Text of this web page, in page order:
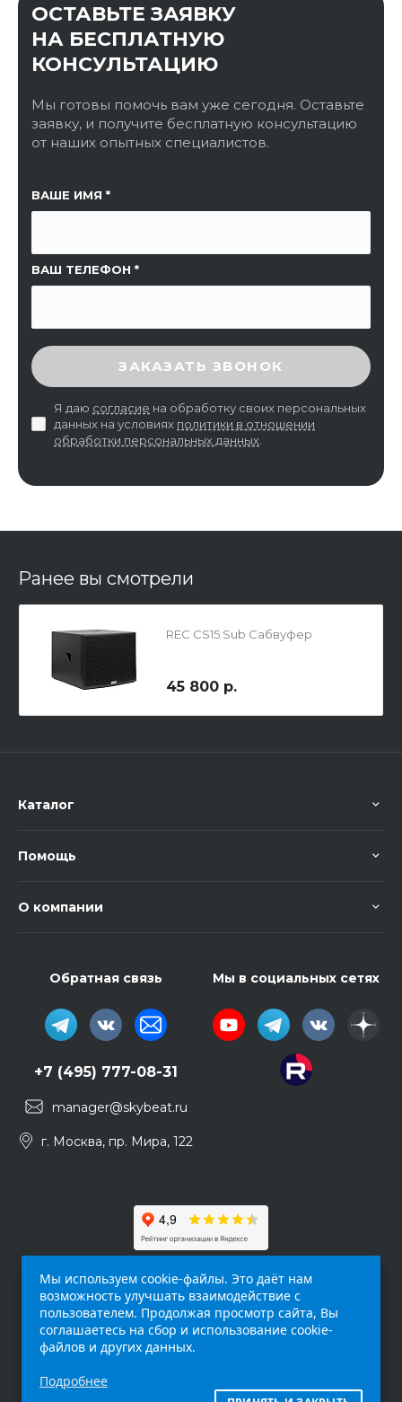
ОСТАВЬТЕ ЗАЯВКУ
НА БЕСПЛАТНУЮ
КОНСУЛЬТАЦИЮ
Мы готовы помочь вам уже сегодня. Оставьте
заявку, и получите бесплатную консультацию
от наших опытных специалистов.
ВАШЕ ИМЯ
ВАШ ТЕЛЕФОН
ССЫЛКА НА СТРАНИЦУ
ВВЕДИТЕ ПРОВЕРОЧНЫЙ КОД
ЗАКАЗАТЬ ЗВОНОК
Я даю согласие на обработку своих персональных
данных на условиях политики в отношении
обработки персональных данных
Ранее вы смотрели
REC CS15 Sub Сабвуфер
45 800 р.
Каталог
Помощь
О компании
Обратная связь
+7 (495) 777-08-31
manager@skybeat.ru
г. Москва, пр. Мира, 122
Мы в социальных сетях
интернет-сайт (
Мы используем cookie-файлы. Это даёт нам
возможность улучшать взаимодействие с
пользователем. Продолжая просмотр сайта, Вы
соглашаетесь на сбор и использование cookie-
файлов и других данных.
Подробнее